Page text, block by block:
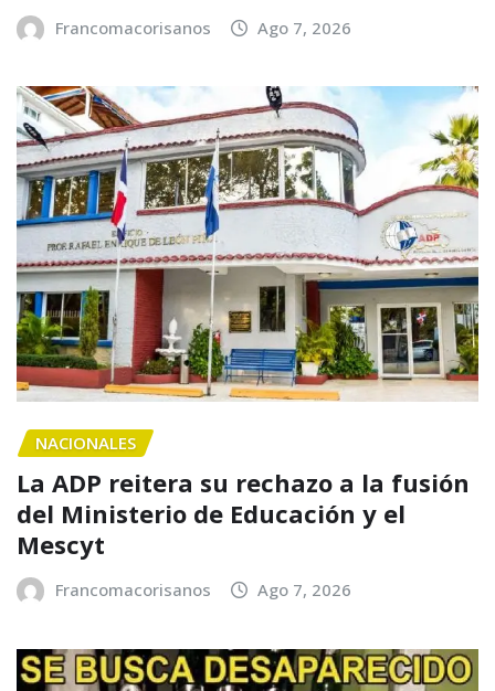
Francomacorisanos Ago 7, 2026
NACIONALES
La ADP reitera su rechazo a la fusión
del Ministerio de Educación y el
Mescyt
Francomacorisanos Ago 7, 2026